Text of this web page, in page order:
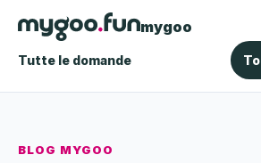
mygoo
Tutte le domande
BLOG MYGOO